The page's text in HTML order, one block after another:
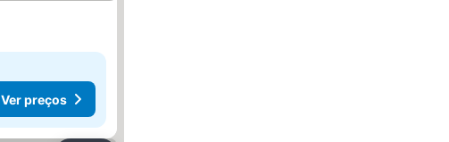
Ver preços